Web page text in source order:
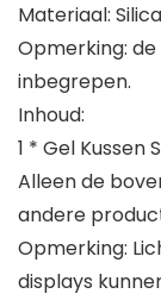
Materiaal:
Opmerking:
inbegrepen.
Inhoud:
1 * Gel Kussen
Alleen de
andere
Opmerking:
displays